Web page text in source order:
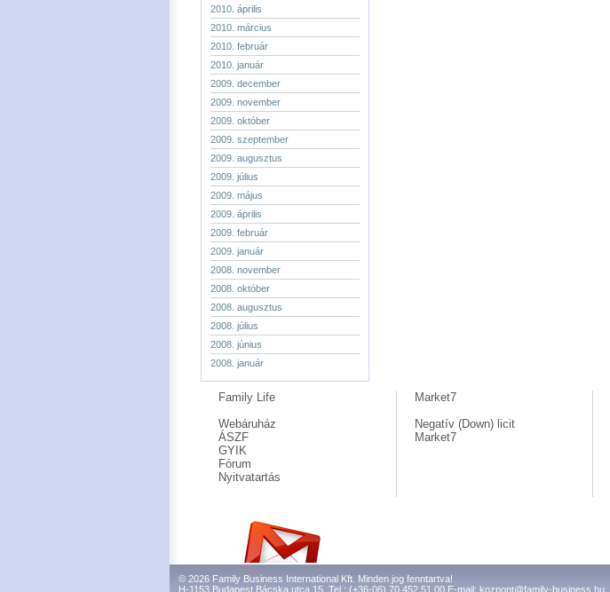
2010. április
2010. március
2010. február
2010. január
2009. december
2009. november
2009. október
2009. szeptember
2009. augusztus
2009. július
2009. május
2009. április
2009. február
2009. január
2008. november
2008. október
2008. augusztus
2008. július
2008. június
2008. január
Family Life
Webáruház
ÁSZF
GYIK
Fórum
Nyitvatartás
Market7
Negatív (Down) licit
Market7
© 2026 Family Business International Kft. Minden jog fenntartva!
H-1153 Budapest Bácska utca 15. Tel.: (+36-06) 70 452 51 00 E-mail: kozpont@family-business.hu